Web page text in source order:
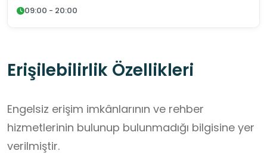
09:00 - 20:00
Erişilebilirlik Özellikleri
Engelsiz erişim imkânlarının ve rehber
hizmetlerinin bulunup bulunmadığı bilgisine yer
verilmiştir.